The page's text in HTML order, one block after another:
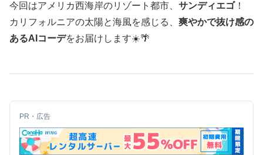
今回はアメリカ西海岸のリゾート都市、 サンディエゴ！
カリフォルニアの太陽と海風を感じる、 爽やかで抜け感の
あるAIコーデをお届けします☀️🌴
PR・広告